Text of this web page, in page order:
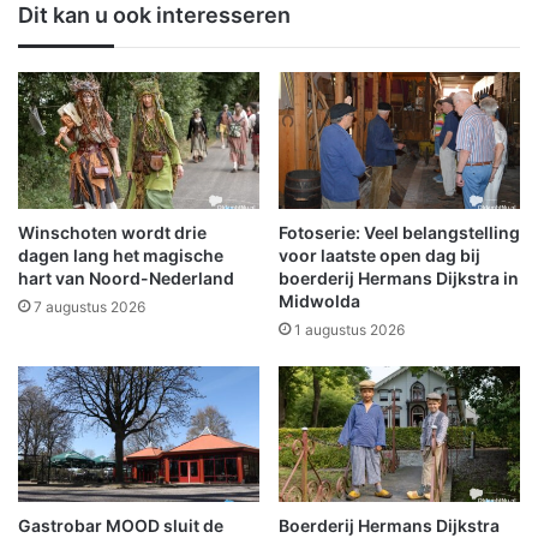
s
t
v
o
l
w
a
r
m
t
e
e
e
r
b
o
n
d
e
n
t
e
r
k
l
a
a
s
i
n
t
h
t
W
i
n
s
c
Dit kan u ook interesseren
Winschoten wordt drie
dagen lang het magische
hart van Noord-Nederland
7 augustus 2026
Fotoserie: Veel belangstelling
voor laatste open dag bij
boerderij Hermans Dijkstra in
Midwolda
1 augustus 2026
Gastrobar MOOD sluit de Boerderij Hermans Dijkstra